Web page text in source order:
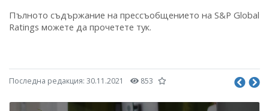
Пълното съдържание на прессъобщението на S&P Global
Ratings можете да прочетете тук.
Последна редакция: 30.11.2021 853